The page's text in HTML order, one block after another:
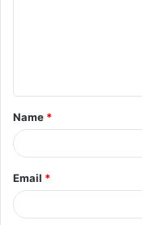
t
*
Name *
Email *